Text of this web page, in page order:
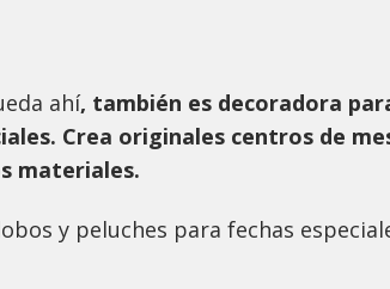
ahí, también es decoradora
Crea originales centros de
materiales.
y peluches para fechas